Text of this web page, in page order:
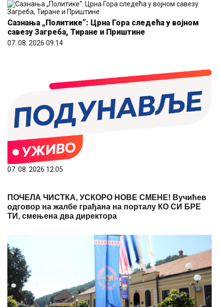
Сазнања „Политике”: Црна Гора следећа у војном
савезу Загреба, Тиране и Приштине
07. 08. 2026 09:14
07. 08. 2026 12:05
ПОЧЕЛА ЧИСТКА, УСКОРО НОВЕ СМЕНЕ! Вучићев
одговор на жалбе грађана на порталу КО СИ БРЕ
ТИ, смењена два директора